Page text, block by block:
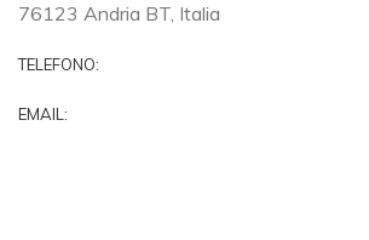
76123 Andria BT, Italia
TELEFONO:
EMAIL: